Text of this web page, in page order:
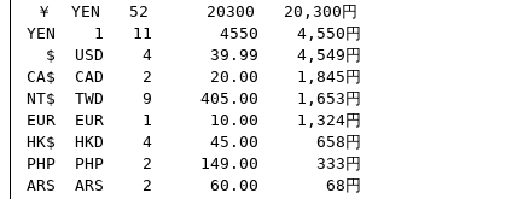
  ￥  YEN   52      20300   20,300円
YEN    1   11       4550    4,550円
   $  USD    4      39.99    4,549円
CA$  CAD    2      20.00    1,845円
NT$  TWD    9     405.00    1,653円
EUR  EUR    1      10.00    1,324円
HK$  HKD    4      45.00      658円
PHP  PHP    2     149.00      333円
ARS  ARS    2      60.00       68円